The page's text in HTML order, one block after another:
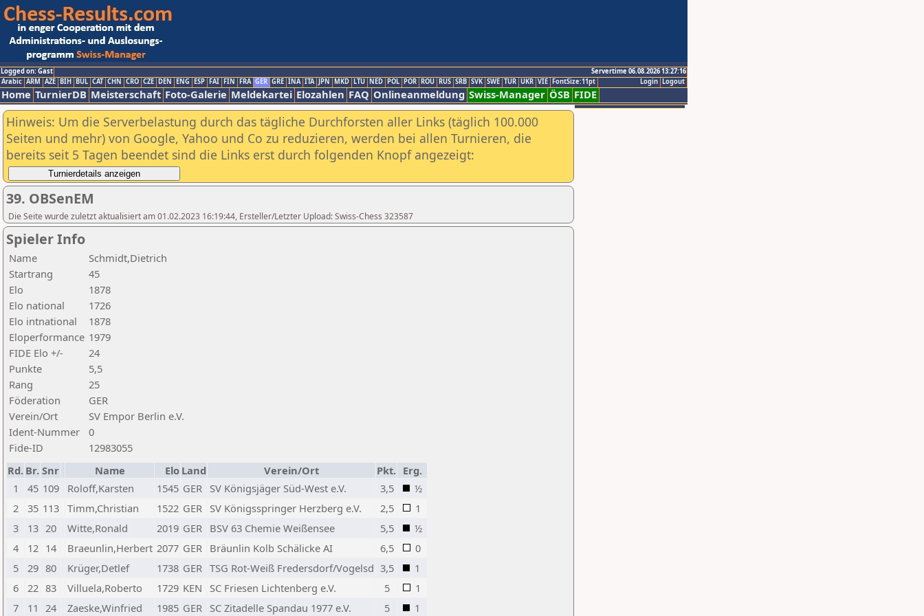
Logged on: Gast
Servertime 06.08.2026 13:27:16
Logout
Login
Arabic ARM AZE BIH BUL CAT CHN CRO CZE DEN ENG ESP FAI FIN FRA GER GRE INA ITA JPN MKD LTU NED POL POR ROU RUS SRB SVK SWE TUR UKR VIE FontSize:11pt
Home TurnierDB Meisterschaft Foto-Galerie Meldekartei Elozahlen FAQ Onlineanmeldung Swiss-Manager ÖSB FIDE
Hinweis: Um die Serverbelastung durch das tägliche Durchforsten aller Links (täglich 100.000
Seiten und mehr) von Google, Yahoo und Co zu reduzieren, werden bei allen Turnieren, die
bereits seit 5 Tagen beendet sind die Links erst durch folgenden Knopf angezeigt:
39. OBSenEM
Die Seite wurde zuletzt aktualisiert am 01.02.2023 16:19:44, Ersteller/Letzter Upload: Swiss-Chess 323587
Spieler Info
Name
Schmidt,Dietrich
Startrang
45
Elo
1878
Elo national
1726
Elo intnational
1878
Eloperformance 1979
FIDE Elo +/-
24
Punkte
5,5
Rang
25
Föderation
GER
Verein/Ort
SV Empor Berlin e.V.
Ident-Nummer
0
Fide-ID
12983055
Rd. Br. Snr Name Elo Land Verein/Ort Pkt. Erg.
1
45 109 Roloff,Karsten 1545 GER SV Königsjäger Süd-West e.V. 3,5
½
2
35 113 Timm,Christian 1522 GER SV Königsspringer Herzberg e.V. 2,5
1
3
13 20 Witte,Ronald 2019 GER BSV 63 Chemie Weißensee 5,5
½
4
12 14 Braeunlin,Herbert 2077 GER Bräunlin Kolb Schälicke AI 6,5
0
5
29 80 Krüger,Detlef 1738 GER TSG Rot-Weiß Fredersdorf/Vogelsd 3,5
1
6
22 83 Villuela,Roberto 1729 KEN SC Friesen Lichtenberg e.V. 5
1
7
11 24 Zaeske,Winfried 1985 GER SC Zitadelle Spandau 1977 e.V. 5 1